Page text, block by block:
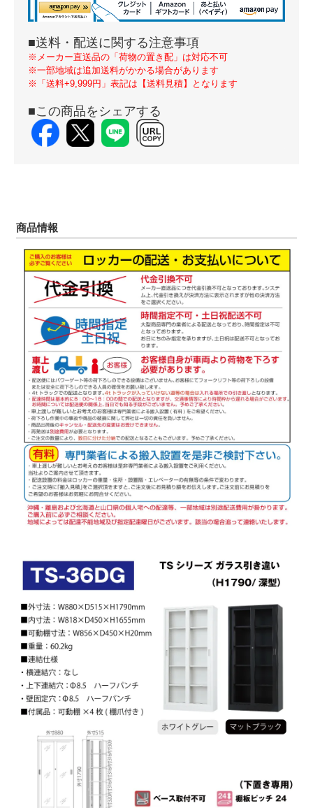
■送料・配送に関する注意事項
※メーカー直送品の「荷物の置き配」は対応不可
※一部地域は追加送料がかかる場合があります
※「送料+9,999円」表記は【送料見積】となります
■この商品をシェアする
商品情報